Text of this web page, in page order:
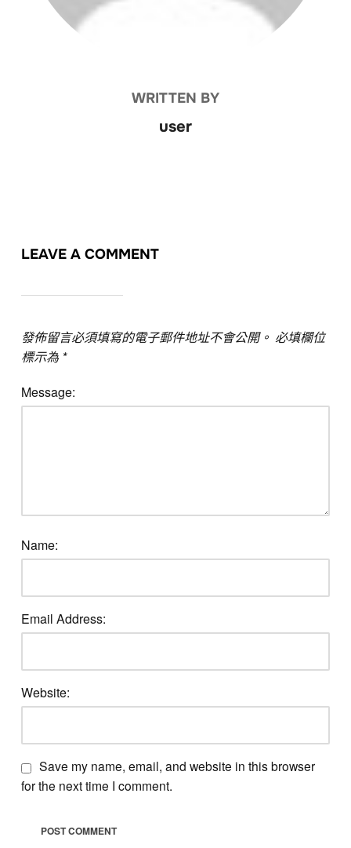
WRITTEN BY
user
LEAVE A COMMENT
發佈留言必須填寫的電子郵件地址不會公開。 必填欄位
標示為 *
Message:
Name:
Email Address:
Website:
Save my name, email, and website in this browser
for the next time I comment.